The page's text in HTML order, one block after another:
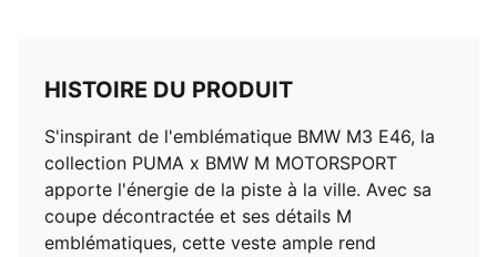
HISTOIRE DU PRODUIT
S'inspirant de l'emblématique BMW M3 E46, la
collection PUMA x BMW M MOTORSPORT
apporte l'énergie de la piste à la ville. Avec sa
coupe décontractée et ses détails M
emblématiques, cette veste ample rend